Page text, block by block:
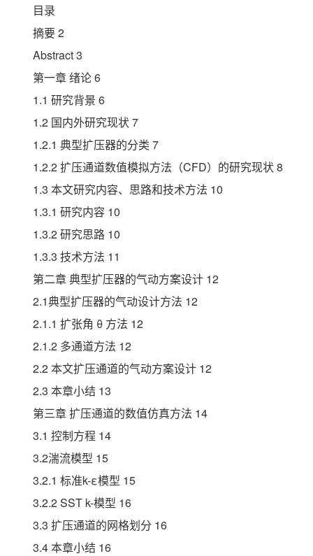
目录
摘要 2
Abstract 3
第一章 绪论 6
1.1 研究背景 6
1.2 国内外研究现状 7
1.2.1 典型扩压器的分类 7
1.2.2 扩压通道数值模拟方法（CFD）的研究现状 8
1.3 本文研究内容、思路和技术方法 10
1.3.1 研究内容 10
1.3.2 研究思路 10
1.3.3 技术方法 11
第二章 典型扩压器的气动方案设计 12
2.1典型扩压器的气动设计方法 12
2.1.1 扩张角 θ 方法 12
2.1.2 多通道方法 12
2.2 本文扩压通道的气动方案设计 12
2.3 本章小结 13
第三章 扩压通道的数值仿真方法 14
3.1 控制方程 14
3.2湍流模型 15
3.2.1 标准k-ε模型 15
3.2.2 SST k-模型 16
3.3 扩压通道的网格划分 16
3.4 本章小结 16